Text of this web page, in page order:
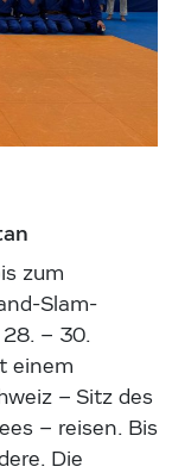
zum
Slam-
– 30.
einem
– Sitz des
– reisen. Bis
Die